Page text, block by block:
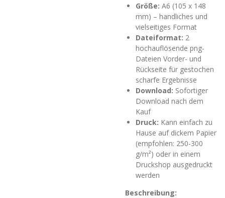
Größe: A6 (105 x 148
mm) – handliches und
vielseitiges Format
Dateiformat: 2
hochauflösende png-
Dateien Vorder- und
Rückseite für gestochen
scharfe Ergebnisse
Download: Sofortiger
Download nach dem
Kauf
Druck: Kann einfach zu
Hause auf dickem Papier
(empfohlen: 250-300
g/m²) oder in einem
Druckshop ausgedruckt
werden
Beschreibung: